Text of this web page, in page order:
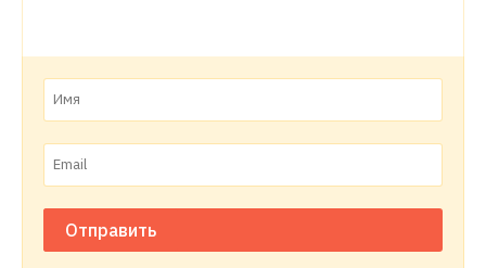
Отправить